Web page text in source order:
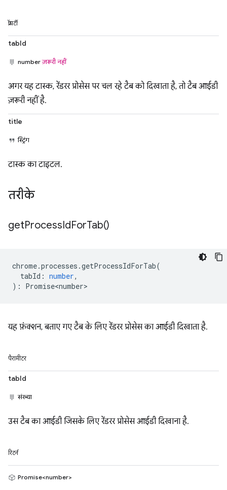
प्रॉपर्टी
tabId
numberज़रूरी नहीं
अगर यह टास्क, रेंडरर प्रोसेस पर चल रहे टैब को दिखाता है, तो टैब आईडी
ज़रूरी नहीं है.
title
स्ट्रिंग
टास्क का टाइटल.
तरीके
getProcessIdForTab()
chrome.processes .getProcessIdForTab(
tabId : number,
) : Promise<number>
यह फ़ंक्शन, बताए गए टैब के लिए रेंडरर प्रोसेस का आईडी दिखाता है.
पैरामीटर
tabId
संख्या
उस टैब का आईडी जिसके लिए रेंडरर प्रोसेस आईडी दिखाना है.
रिटर्न
Promise<number>